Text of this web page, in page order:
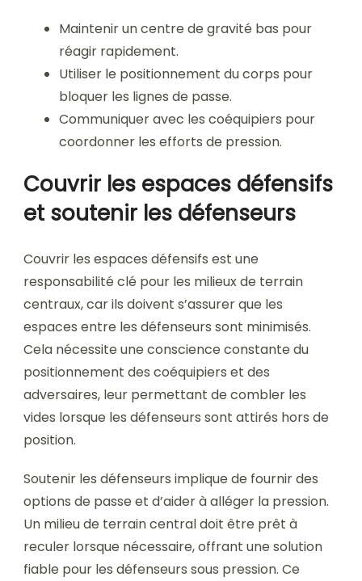
Maintenir un centre de gravité bas pour
réagir rapidement.
Utiliser le positionnement du corps pour
bloquer les lignes de passe.
Communiquer avec les coéquipiers pour
coordonner les efforts de pression.
Couvrir les espaces défensifs
et soutenir les défenseurs
Couvrir les espaces défensifs est une
responsabilité clé pour les milieux de terrain
centraux, car ils doivent s’assurer que les
espaces entre les défenseurs sont minimisés.
Cela nécessite une conscience constante du
positionnement des coéquipiers et des
adversaires, leur permettant de combler les
vides lorsque les défenseurs sont attirés hors de
position.
Soutenir les défenseurs implique de fournir des
options de passe et d’aider à alléger la pression.
Un milieu de terrain central doit être prêt à
reculer lorsque nécessaire, offrant une solution
fiable pour les défenseurs sous pression. Ce